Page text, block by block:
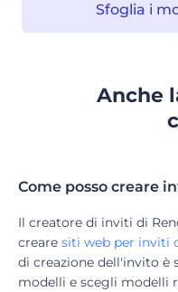
Sfoglia i
Anche
Come posso creare
Il creatore di inviti di
creare siti web per inviti
di creazione dell'invito è
modelli e scegli modelli